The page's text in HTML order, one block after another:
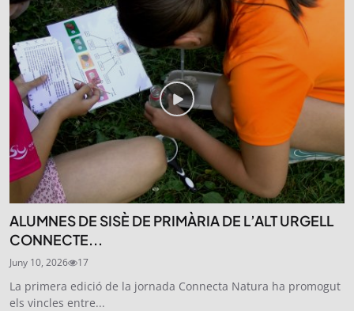
ALUMNES DE SISÈ DE PRIMÀRIA DE L’ALT URGELL
CONNECTE...
Juny 10, 2026 17
La primera edició de la jornada Connecta Natura ha promogut
els vincles entre...